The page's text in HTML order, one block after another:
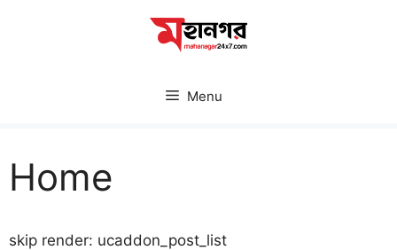
Menu
Home
skip render: ucaddon_post_list